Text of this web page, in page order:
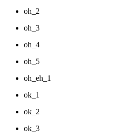
oh_2
oh_3
oh_4
oh_5
oh_eh_1
ok_1
ok_2
ok_3